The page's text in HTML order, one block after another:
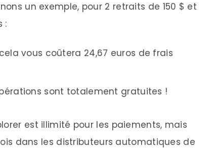
un exemple, pour 2 retraits de 150 $ et
:
cela vous coûtera 24,67 euros de frais
sont totalement gratuites !
est illimité pour les paiements, mais
dans les distributeurs automatiques de